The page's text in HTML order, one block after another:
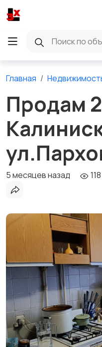
Главная
Продам
5 месяцев назад